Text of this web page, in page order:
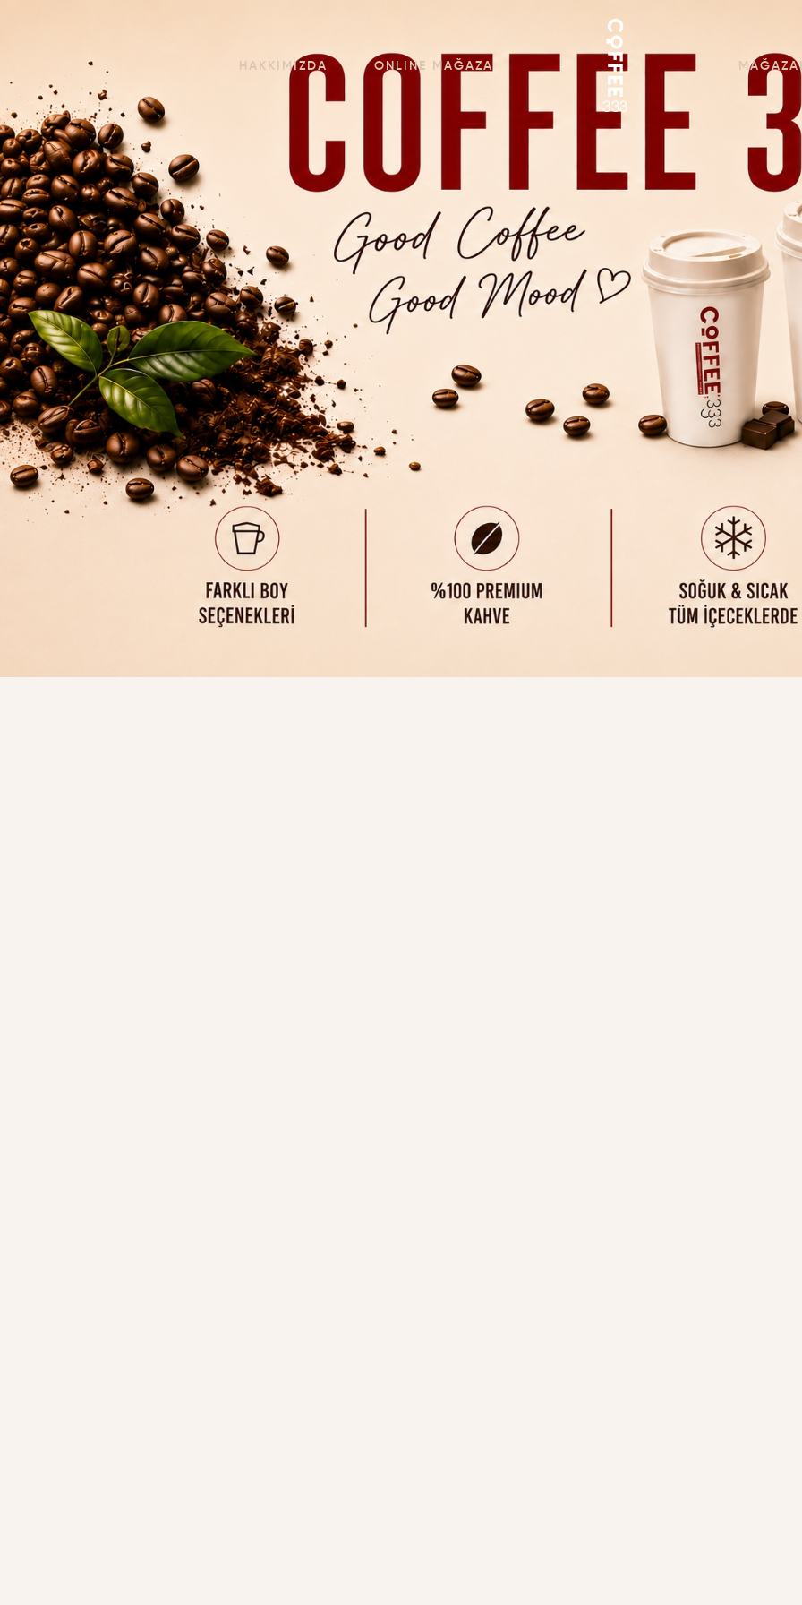
HAKKIMIZDA ONLINE MAĞAZA